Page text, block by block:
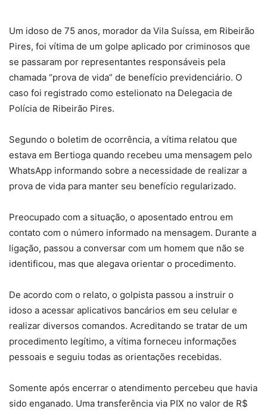
Um idoso de 75 anos, morador da Vila Suíssa, em Ribeirão
Pires, foi vítima de um golpe aplicado por criminosos que
se passaram por representantes responsáveis pela
chamada “prova de vida” de benefício previdenciário. O
caso foi registrado como estelionato na Delegacia de
Polícia de Ribeirão Pires.
Segundo o boletim de ocorrência, a vítima relatou que
estava em Bertioga quando recebeu uma mensagem pelo
WhatsApp informando sobre a necessidade de realizar a
prova de vida para manter seu benefício regularizado.
Preocupado com a situação, o aposentado entrou em
contato com o número informado na mensagem. Durante a
ligação, passou a conversar com um homem que não se
identificou, mas que alegava orientar o procedimento.
De acordo com o relato, o golpista passou a instruir o
idoso a acessar aplicativos bancários em seu celular e
realizar diversos comandos. Acreditando se tratar de um
procedimento legítimo, a vítima forneceu informações
pessoais e seguiu todas as orientações recebidas.
Somente após encerrar o atendimento percebeu que havia
sido enganado. Uma transferência via PIX no valor de R$